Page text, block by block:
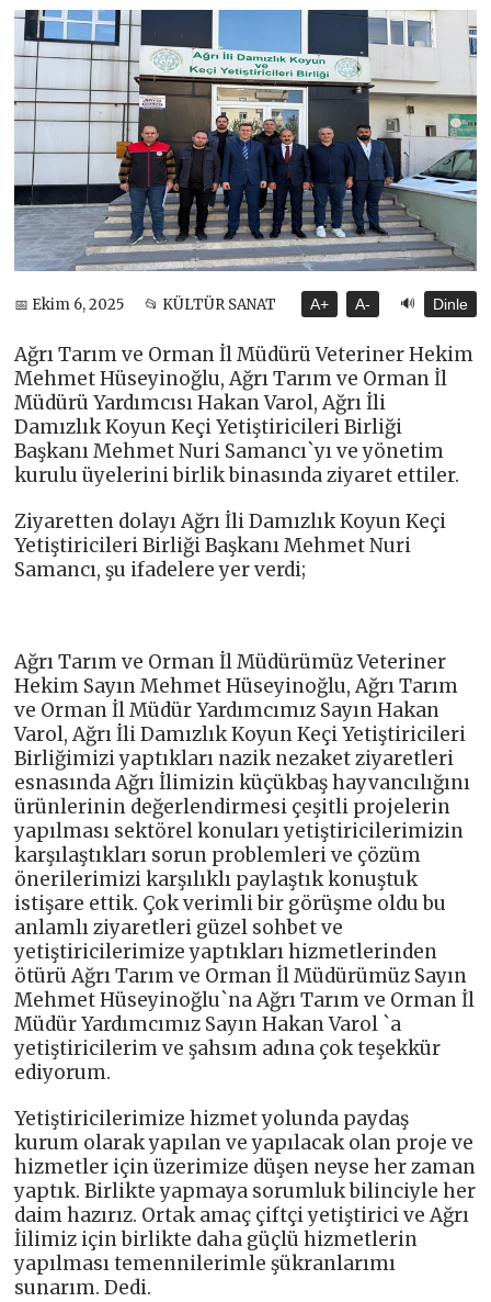
📅 Ekim 6, 2025 📂 KÜLTÜR SANAT A+ A- 🔊 Dinle
Ağrı Tarım ve Orman İl Müdürü Veteriner Hekim
Mehmet Hüseyinoğlu, Ağrı Tarım ve Orman İl
Müdürü Yardımcısı Hakan Varol, Ağrı İli
Damızlık Koyun Keçi Yetiştiricileri Birliği
Başkanı Mehmet Nuri Samancı`yı ve yönetim
kurulu üyelerini birlik binasında ziyaret ettiler.
Ziyaretten dolayı Ağrı İli Damızlık Koyun Keçi
Yetiştiricileri Birliği Başkanı Mehmet Nuri
Samancı, şu ifadelere yer verdi;
Ağrı Tarım ve Orman İl Müdürümüz Veteriner
Hekim Sayın Mehmet Hüseyinoğlu, Ağrı Tarım
ve Orman İl Müdür Yardımcımız Sayın Hakan
Varol, Ağrı İli Damızlık Koyun Keçi Yetiştiricileri
Birliğimizi yaptıkları nazik nezaket ziyaretleri
esnasında Ağrı İlimizin küçükbaş hayvancılığını
ürünlerinin değerlendirmesi çeşitli projelerin
yapılması sektörel konuları yetiştiricilerimizin
karşılaştıkları sorun problemleri ve çözüm
önerilerimizi karşılıklı paylaştık konuştuk
istişare ettik. Çok verimli bir görüşme oldu bu
anlamlı ziyaretleri güzel sohbet ve
yetiştiricilerimize yaptıkları hizmetlerinden
ötürü Ağrı Tarım ve Orman İl Müdürümüz Sayın
Mehmet Hüseyinoğlu`na Ağrı Tarım ve Orman İl
Müdür Yardımcımız Sayın Hakan Varol `a
yetiştiricilerim ve şahsım adına çok teşekkür
ediyorum.
Yetiştiricilerimize hizmet yolunda paydaş
kurum olarak yapılan ve yapılacak olan proje ve
hizmetler için üzerimize düşen neyse her zaman
yaptık. Birlikte yapmaya sorumluk bilinciyle her
daim hazırız. Ortak amaç çiftçi yetiştirici ve Ağrı
İilimiz için birlikte daha güçlü hizmetlerin
yapılması temennilerimle şükranlarımı
sunarım. Dedi.